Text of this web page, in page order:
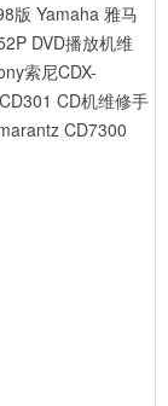
版 Yamaha 雅马
DVD播放机维
索尼CDX-
CD机维修手
CD7300